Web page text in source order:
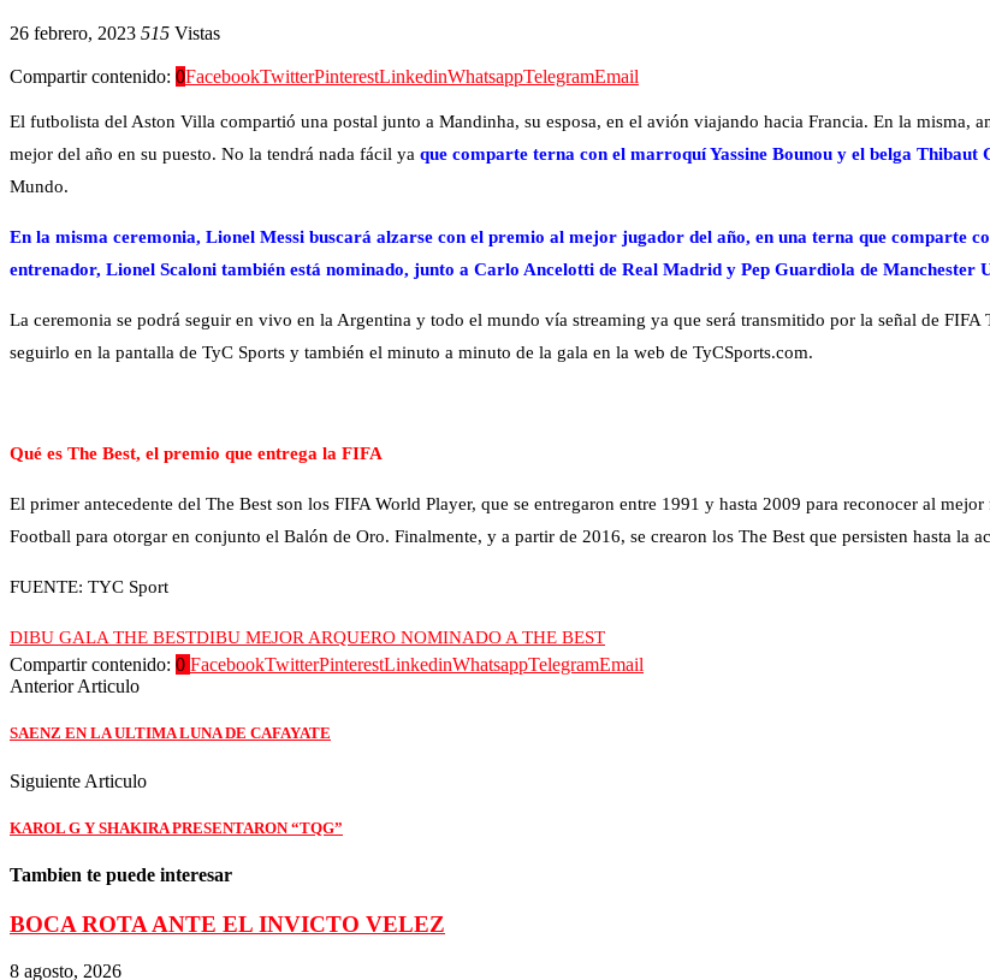
26 febrero, 2023 515 Vistas
Compartir contenido: 0FacebookTwitterPinterestLinkedinWhatsappTelegramEmail
El futbolista del Aston Villa compartió una postal junto a Mandinha, su esposa, en el avión viajando hacia Francia. En la misma,
mejor del año en su puesto. No la tendrá nada fácil ya que comparte terna con el marroquí Yassine Bounou y el belga Thibaut
Mundo.
En la misma ceremonia, Lionel Messi buscará alzarse con el premio al mejor jugador del año, en una terna que comparte
entrenador, Lionel Scaloni también está nominado, junto a Carlo Ancelotti de Real Madrid y Pep Guardiola de Manchester
La ceremonia se podrá seguir en vivo en la Argentina y todo el mundo vía streaming ya que será transmitido por la señal de
seguirlo en la pantalla de TyC Sports y también el minuto a minuto de la gala en la web de TyCSports.com.
Qué es The Best, el premio que entrega la FIFA
El primer antecedente del The Best son los FIFA World Player, que se entregaron entre 1991 y hasta 2009 para reconocer al
Football para otorgar en conjunto el Balón de Oro. Finalmente, y a partir de 2016, se crearon los The Best que persisten hasta la
FUENTE: TYC Sport
DIBU GALA THE BESTDIBU MEJOR ARQUERO NOMINADO A THE BEST
Compartir contenido: 0 FacebookTwitterPinterestLinkedinWhatsappTelegramEmail
Anterior Articulo
SAENZ EN LA ULTIMA LUNA DE CAFAYATE
Siguiente Articulo
KAROL G Y SHAKIRA PRESENTARON “TQG”
Tambien te puede interesar
BOCA ROTA ANTE EL INVICTO VELEZ
8 agosto, 2026